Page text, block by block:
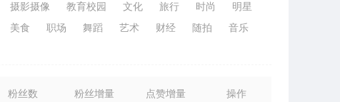
摄影摄像 教育校园 文化 旅行 时尚
明星
美食 职场 舞蹈 艺术 财经 随拍
音乐
粉丝数 粉丝增量 点赞增量 操作